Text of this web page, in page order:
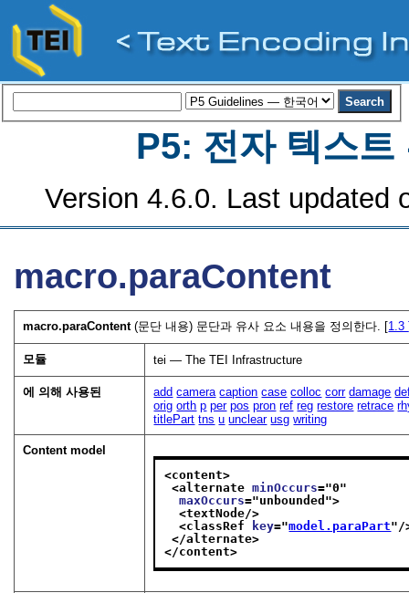
P5: 전자 텍스트
Version 4.6.0. Last updated
macro.paraContent
macro.paraContent(문단 내용) 문단과 유사 요소 내용을 정의한다. [1.3
모듈 tei — The TEI Infrastructure
에 의해 사용된 add camera caption case colloc corr damage
orig orth p per pos pron ref reg restore retrace
titlePart tns u unclear usg writing
Content model
<content>
<alternate minOccurs="0"
maxOccurs="unbounded ">
<textNode/>
<classRef
key="model.paraPart"/
</alternate>
</content>